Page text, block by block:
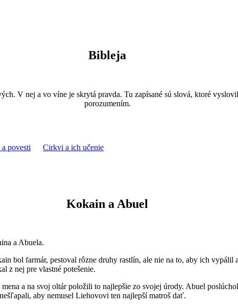
Bibleja
V nej a vo víne je skrytá pravda. Tu zapísané sú slová, ktoré
porozumením.
povesti Cirkvi a ich učenie
Kokain a Abuel
a Abuela.
bol farmár, pestoval rôzne druhy rastlín, ale nie na to, aby ich
z nej pre vlastné potešenie.
a na svoj oltár položili to najlepšie zo svojej úrody. Abuel
aby nemusel Liehovovi ten najlepší matroš dať.